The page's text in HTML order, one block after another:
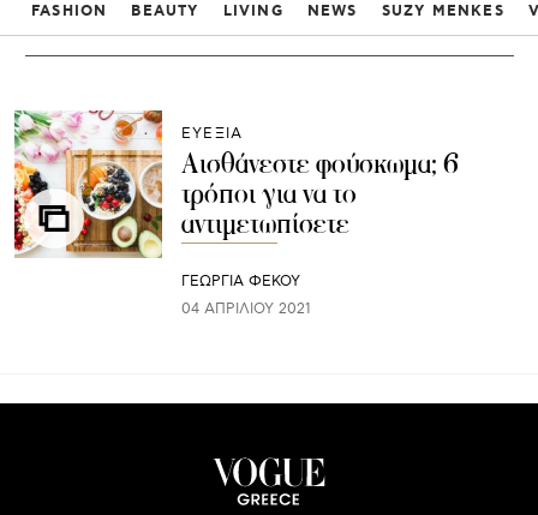
FASHION BEAUTY LIVING NEWS SUZY MENKES
ΕΥΕΞΙΑ
Αισθάνεστε φούσκωμα; 6
τρόποι για να το
αντιμετωπίσετε
ΓΕΩΡΓΙΑ ΦΕΚΟΥ
04 ΑΠΡΙΛΊΟΥ 2021